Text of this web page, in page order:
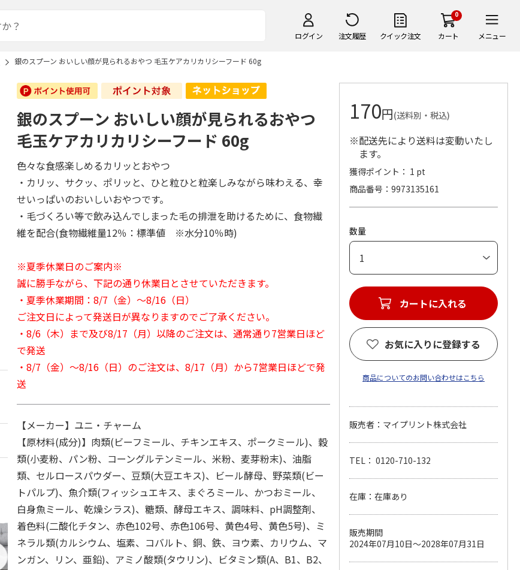
ログイン 注文履歴 クイック注文
0
カート メニュー
銀のスプーン おいしい顔が見られるおやつ 毛玉ケアカリカリシーフード 60g
銀のスプーン おいしい顔が見られるおやつ
毛玉ケアカリカリシーフード 60g
色々な食感楽しめるカリッとおやつ
・カリッ、サクッ、ポリッと、ひと粒ひと粒楽しみながら味わえる、幸
せいっぱいのおいしいおやつです。
・毛づくろい等で飲み込んでしまった毛の排泄を助けるために、食物繊
維を配合(食物繊維量12％：標準値 ※水分10％時)
※夏季休業日のご案内※
誠に勝手ながら、下記の通り休業日とさせていただきます。
・夏季休業期間：8/7（金）～8/16（日）
ご注文日によって発送日が異なりますのでご了承ください。
・8/6（木）まで及び8/17（月）以降のご注文は、通常通り7営業日ほど
で発送
・8/7（金）～8/16（日）のご注文は、8/17（月）から7営業日ほどで発
送
【メーカー】ユニ・チャーム
【原材料(成分)】肉類(ビーフミール、チキンエキス、ポークミール)、穀
類(小麦粉、パン粉、コーングルテンミール、米粉、麦芽粉末)、油脂
類、セルロースパウダー、豆類(大豆エキス)、ビール酵母、野菜類(ビー
トパルプ)、魚介類(フィッシュエキス、まぐろミール、かつおミール、
白身魚ミール、乾燥シラス)、糖類、酵母エキス、調味料、pH調整剤、
着色料(二酸化チタン、赤色102号、赤色106号、黄色4号、黄色5号)、ミ
ネラル類(カルシウム、塩素、コバルト、銅、鉄、ヨウ素、カリウム、マ
ンガン、リン、亜鉛)、アミノ酸類(タウリン)、ビタミン類(A、B1、B2、
170円(送料別・税込)
※配送先により送料は変動いたし
ます。
獲得ポイント： 1 pt
商品番号
9973135161
数量
カートに入れる
お気に入りに登録する
商品についてのお問い合わせはこちら
販売者：マイプリント株式会社
TEL： 0120-710-132
在庫：在庫あり
販売期間
2024年07月10日～2028年07月31日